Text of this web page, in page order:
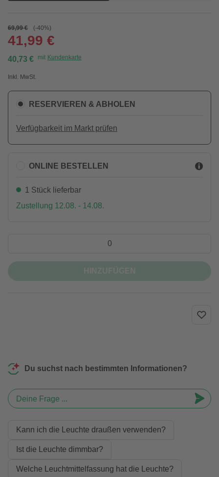
69,99 € (-40%)
41,99 €
40,73 € mit Kundenkarte
Inkl. MwSt.
RESERVIEREN & ABHOLEN
Verfügbarkeit im Markt prüfen
ONLINE BESTELLEN
1 Stück lieferbar
Zustellung 12.08. - 14.08.
Du suchst nach bestimmten Informationen?
Deine Frage ...
Kann ich die Leuchte draußen verwenden?
Ist die Leuchte dimmbar?
Welche Leuchtmittelfassung hat die Leuchte?